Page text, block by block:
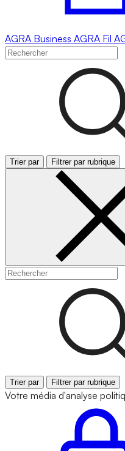
AGRA Business AGRA Fil
Trier par Filtrer par rubrique
Trier par Filtrer par rubrique
Votre média d'analyse